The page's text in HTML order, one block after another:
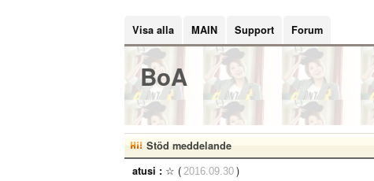
Visa alla MAIN Support Forum
BoA
Stöd meddelande
atusi : ☆ ( 2016.09.30 )